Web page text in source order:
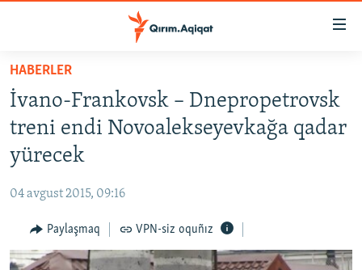
Esas
mündericege
qaytmaq
Baş
navigatsiyağa
qaytmaq
Qıdıruvğa
qaytmaq
İQTİSADİYAT
MEDENİYET
İNSAN AQLARI
VİDEO
HABERLER
İvano-Frankovsk – Dnepropetrovsk
treni endi Novoalekseyevkağa qadar
yürecek
04 avgust 2015, 09:16
Paylaşmaq VPN-siz oquñız